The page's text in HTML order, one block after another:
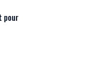
pour